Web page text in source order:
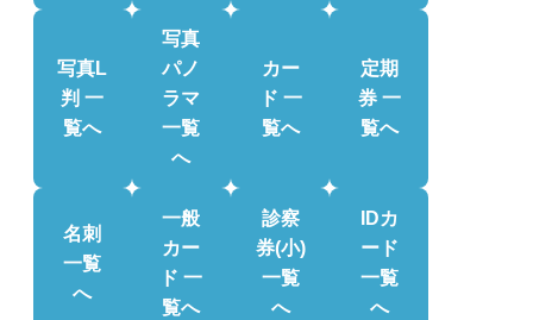
写真L
判 一
覧へ
写真
パノ
ラマ
一覧
へ
カー
ド 一
覧へ
定期
券 一
覧へ
名刺
一覧
へ
一般
カー
ド 一
覧へ
診察
券(小)
一覧
へ
IDカ
ード
一覧
へ